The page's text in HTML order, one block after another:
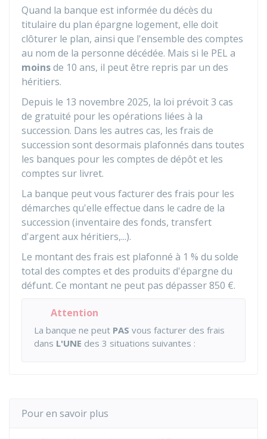
Quand la banque est informée du décès du
titulaire du plan épargne logement, elle doit
clôturer le plan, ainsi que l'ensemble des comptes
au nom de la personne décédée. Mais si le PEL a
moinsde 10 ans, il peut être repris par un des
héritiers.
Depuis le 13 novembre 2025, la loi prévoit 3 cas
de gratuité pour les opérations liées à la
succession. Dans les autres cas, les frais de
succession sont desormais plafonnés dans toutes
les banques pour les comptes de dépôt et les
comptes sur livret.
La banque peut vous facturer des frais pour les
démarches qu'elle effectue dans le cadre de la
succession (inventaire des fonds, transfert
d'argent aux héritiers,...).
Le montant des frais est plafonné à 1 % du solde
total des comptes et des produits d'épargne du
défunt. Ce montant ne peut pas dépasser850 €.
Attention
La banque ne peut PAS vous facturer des frais
dans L'UNE des 3 situations suivantes :
Pour en savoir plus